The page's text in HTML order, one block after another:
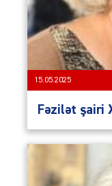
15.05.2025
Fəzilət şairi